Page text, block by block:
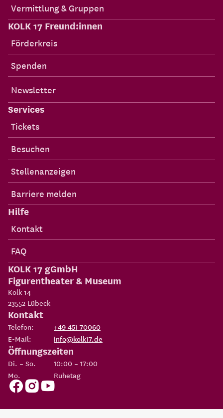
Vermittlung & Gruppen
KOLK 17 Freund:innen
Förderkreis
Spenden
Newsletter
Services
Tickets
Besuchen
Stellenanzeigen
Barriere melden
Hilfe
Kontakt
FAQ
KOLK 17 gGmbH
Figurentheater & Museum
Kolk 14
23552 Lübeck
Kontakt
Telefon:
+49 451 70060
E-Mail:
info@kolk17.de
Öffnungszeiten
Di. – So.
10:00 – 17:00
Mo.
Ruhetag